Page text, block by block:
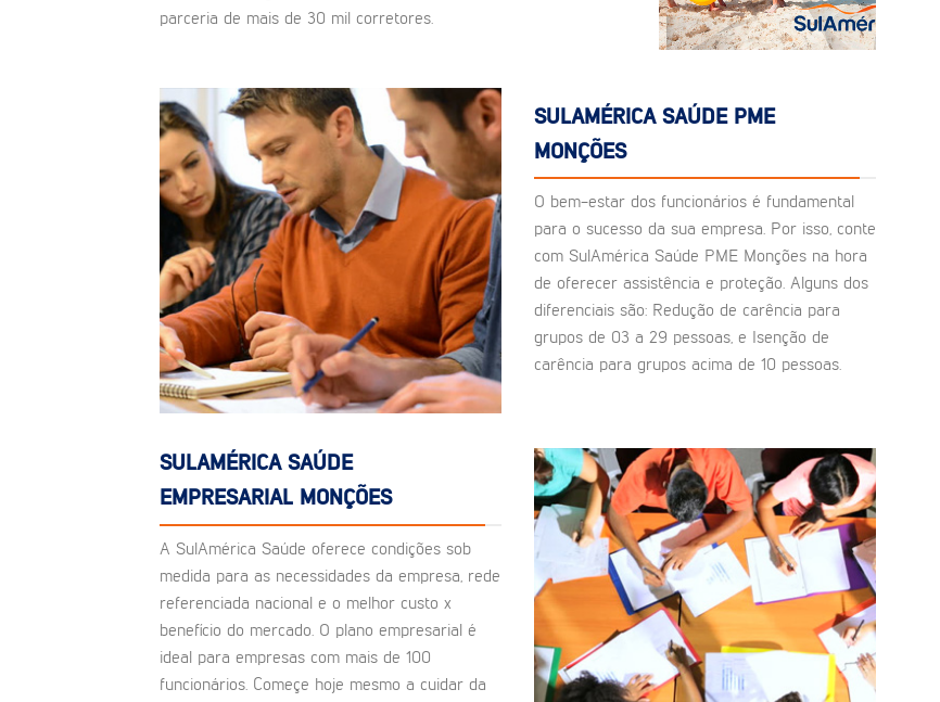
parceria de mais de 30 mil corretores.
SULAMÉRICA SAÚDE PME
MONÇÕES
O bem-estar dos funcionários é fundamental
para o sucesso da sua empresa. Por isso, conte
com SulAmérica Saúde PME Monções na hora
de oferecer assistência e proteção. Alguns dos
diferenciais são: Redução de carência para
grupos de 03 a 29 pessoas, e Isenção de
carência para grupos acima de 10 pessoas.
SULAMÉRICA SAÚDE
EMPRESARIAL MONÇÕES
A SulAmérica Saúde oferece condições sob
medida para as necessidades da empresa, rede
referenciada nacional e o melhor custo x
benefício do mercado. O plano empresarial é
ideal para empresas com mais de 100
funcionários. Começe hoje mesmo a cuidar da